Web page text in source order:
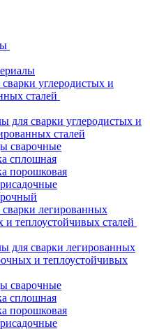
углеродистых и
сталей
для сварки углеродистых и
сталей
сварочные
сплошная
порошковая
легированных
теплоустойчивых сталей
для сварки легированных
и теплоустойчивых
сварочные
сплошная
порошковая